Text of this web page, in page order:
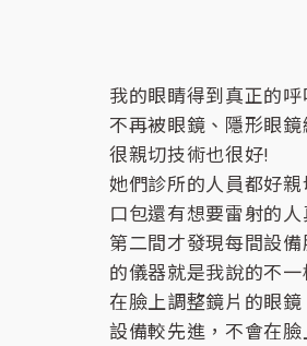
我的眼睛得到真正的呼
不再被眼鏡、隱形眼
很親切技術也很好!
她們診所的人員都好
口包還有想要雷射的
第二間才發現每間設
的儀器就是我說的不
在臉上調整鏡片的眼
設備較先進，不會在